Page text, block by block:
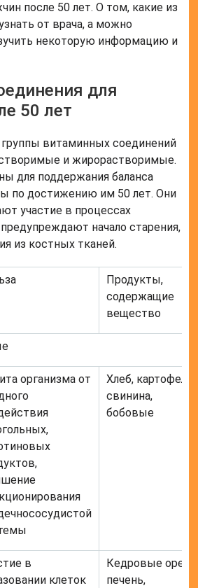
после 50 лет. О том, какие из
от врача, а можно
некоторую информацию и
для
50 лет
группы витаминных соединений
и жирорастворимые.
для поддержания баланса
по достижению им 50 лет. Они
участие в процессах
начало старения,
из костных тканей.
Продукты,
содержащие
вещество
организма от
Хлеб, картофель,
свинина,
бобовые
в
клеток
Кедровые орехи,
печень,